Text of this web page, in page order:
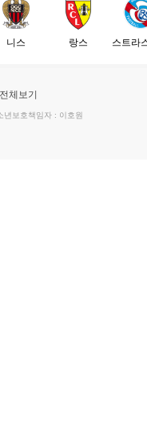
니스 랑스 스트라
전체보기
년보호책임자 : 이호원